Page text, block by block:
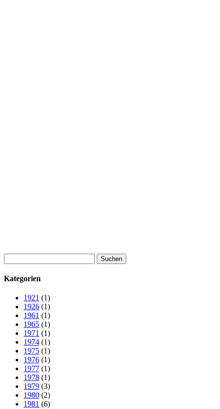
nach:
Kategorien
1921 (1)
1926 (1)
1961 (1)
1965 (1)
1971 (1)
1974 (1)
1975 (1)
1976 (1)
1977 (1)
1978 (1)
1979 (3)
1980 (2)
1981 (6)